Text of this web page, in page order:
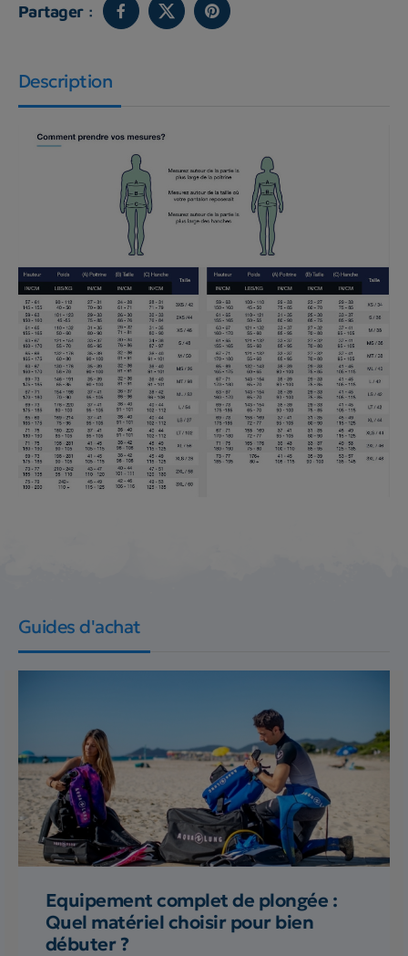
Partager :
Description
Guides d'achat
Equipement complet de plongée :
Quel matériel choisir pour bien
débuter ?